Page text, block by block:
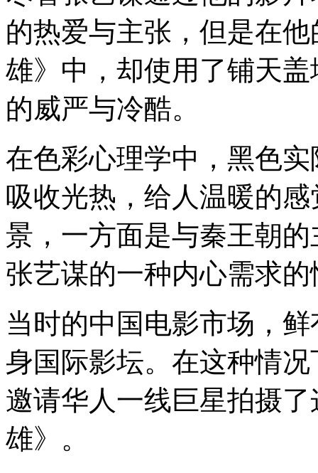
的热爱与主张，但是在
雄》中，却使用了铺天
的威严与冷酷。
在色彩心理学中，黑色
吸收光热，给人温暖的
景，一方面是与秦王朝
张艺谋的一种内心需求
当时的中国电影市场，
身国际影坛。在这种情
邀请华人一线巨星拍摄
雄》。